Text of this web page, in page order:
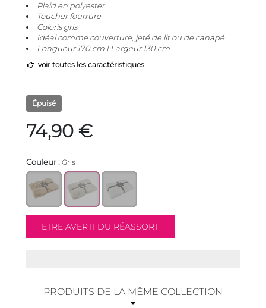
Plaid en polyester
Toucher fourrure
Coloris gris
Idéal comme couverture, jeté de lit ou de canapé
Longueur 170 cm | Largeur 130 cm
voir toutes les caractéristiques
Épuisé
74,90 €
Couleur : Gris
PRODUITS DE LA MÊME COLLECTION